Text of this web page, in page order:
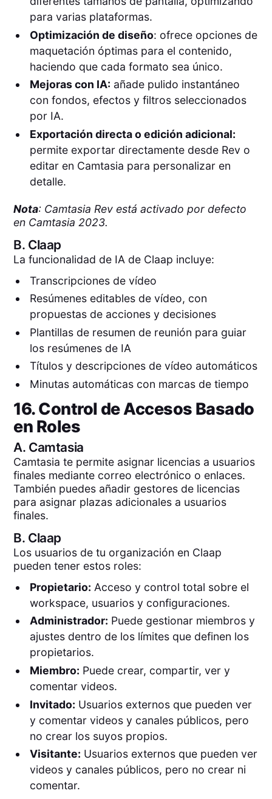
para varias plataformas.
Optimización de diseño: ofrece opciones de
maquetación óptimas para el contenido,
haciendo que cada formato sea único.
Mejoras con IA: añade pulido instantáneo
con fondos, efectos y filtros seleccionados
por IA.
Exportación directa o edición adicional:
permite exportar directamente desde Rev o
editar en Camtasia para personalizar en
detalle.
Nota: Camtasia Rev está activado por defecto
en Camtasia 2023.
B. Claap
La funcionalidad de IA de Claap incluye:
Transcripciones de vídeo
Resúmenes editables de vídeo, con
propuestas de acciones y decisiones
Plantillas de resumen de reunión para guiar
los resúmenes de IA
Títulos y descripciones de vídeo automáticos
Minutas automáticas con marcas de tiempo
16. Control de Accesos Basado
en Roles
A. Camtasia
Camtasia te permite asignar licencias a usuarios
finales mediante correo electrónico o enlaces.
También puedes añadir gestores de licencias
para asignar plazas adicionales a usuarios
finales.
B. Claap
Los usuarios de tu organización en Claap
pueden tener estos roles:
Propietario: Acceso y control total sobre el
workspace, usuarios y configuraciones.
Administrador: Puede gestionar miembros y
ajustes dentro de los límites que definen los
propietarios.
Miembro: Puede crear, compartir, ver y
comentar videos.
Invitado: Usuarios externos que pueden ver
y comentar videos y canales públicos, pero
no crear los suyos propios.
Visitante: Usuarios externos que pueden ver
videos y canales públicos, pero no crear ni
comentar.